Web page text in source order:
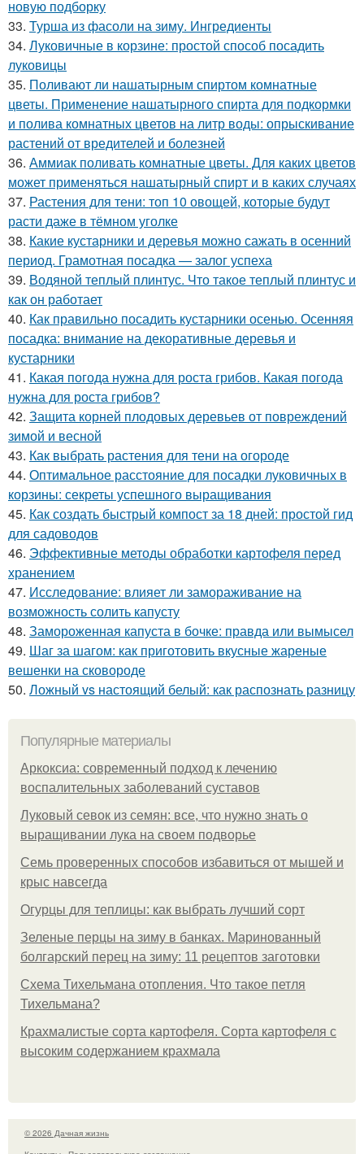
новую подборку
33. Турша из фасоли на зиму. Ингредиенты
34. Луковичные в корзине: простой способ посадить
луковицы
35. Поливают ли нашатырным спиртом комнатные
цветы. Применение нашатырного спирта для подкормки
и полива комнатных цветов на литр воды: опрыскивание
растений от вредителей и болезней
36. Аммиак поливать комнатные цветы. Для каких цветов
может применяться нашатырный спирт и в каких случаях
37. Растения для тени: топ 10 овощей, которые будут
расти даже в тёмном уголке
38. Какие кустарники и деревья можно сажать в осенний
период. Грамотная посадка — залог успеха
39. Водяной теплый плинтус. Что такое теплый плинтус и
как он работает
40. Как правильно посадить кустарники осенью. Осенняя
посадка: внимание на декоративные деревья и
кустарники
41. Какая погода нужна для роста грибов. Какая погода
нужна для роста грибов?
42. Защита корней плодовых деревьев от повреждений
зимой и весной
43. Как выбрать растения для тени на огороде
44. Оптимальное расстояние для посадки луковичных в
корзины: секреты успешного выращивания
45. Как создать быстрый компост за 18 дней: простой гид
для садоводов
46. Эффективные методы обработки картофеля перед
хранением
47. Исследование: влияет ли замораживание на
возможность солить капусту
48. Замороженная капуста в бочке: правда или вымысел
49. Шаг за шагом: как приготовить вкусные жареные
вешенки на сковороде
50. Ложный vs настоящий белый: как распознать разницу
Популярные материалы
Аркоксиа: современный подход к лечению
воспалительных заболеваний суставов
Луковый севок из семян: все, что нужно знать о
выращивании лука на своем подворье
Семь проверенных способов избавиться от мышей и
крыс навсегда
Огурцы для теплицы: как выбрать лучший сорт
Зеленые перцы на зиму в банках. Маринованный
болгарский перец на зиму: 11 рецептов заготовки
Схема Тихельмана отопления. Что такое петля
Тихельмана?
Крахмалистые сорта картофеля. Сорта картофеля с
высоким содержанием крахмала
© 2026 Дачная жизнь